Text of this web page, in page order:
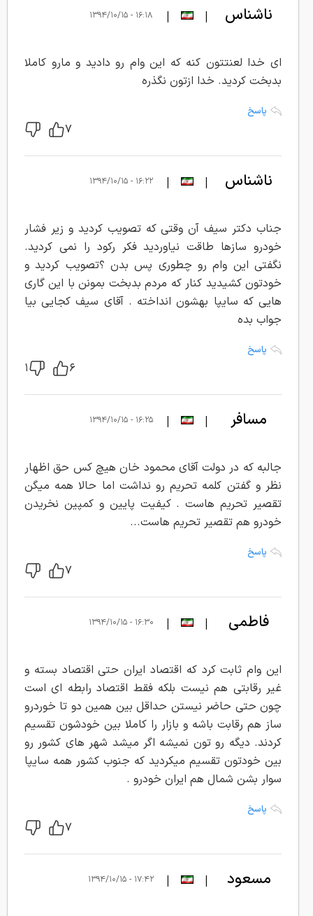
ناشناس |
| ۱۶:۱۸ - ۱۳۹۴/۱۰/۱۵
ای خدا لعنتتون کنه که این وام رو دادید و مارو کاملا
بدبخت کردید. خدا ازتون نگذره
پاسخ
۷
ناشناس |
| ۱۶:۲۲ - ۱۳۹۴/۱۰/۱۵
جناب دکتر سیف آن وقتی که تصویب کردید و زیر فشار
خودرو سازها طاقت نیاوردید فکر رکود را نمی کردید.
نگفتی این وام رو چطوری پس بدن ؟تصویب کردید و
خودتون کشیدید کنار که مردم بدبخت بمونن با این گاری
هایی که سایپا بهشون انداخته . آقای سیف کجایی بیا
جواب بده
پاسخ
۶ ۱
مسافر |
| ۱۶:۲۵ - ۱۳۹۴/۱۰/۱۵
جالبه که در دولت آقای محمود خان هیچ کس حق اظهار
نظر و گفتن کلمه تحریم رو نداشت اما حالا همه میگن
تقصیر تحریم هاست . کیفیت پایین و کمپین نخریدن
خودرو هم تقصیر تحریم هاست...
پاسخ
۷
فاطمی |
| ۱۶:۳۰ - ۱۳۹۴/۱۰/۱۵
این وام ثابت کرد که اقتصاد ایران حتی اقتصاد بسته و
غیر رقابتی هم نیست بلکه فقط اقتصاد رابطه ای است
چون حتی حاضر نیستن حداقل بین همین دو تا خوردرو
ساز هم رقابت باشه و بازار را کاملا بین خودشون تقسیم
کردند. دیگه رو تون نمیشه اگر میشد شهر های کشور رو
بین خودتون تقسیم میکردید که جنوب کشور همه سایپا
سوار بشن شمال هم ایران خودرو .
پاسخ
۷
مسعود |
| ۱۷:۴۲ - ۱۳۹۴/۱۰/۱۵